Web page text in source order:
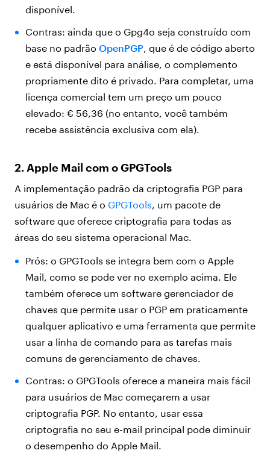
disponível.
Contras: ainda que o Gpg4o seja construído com
base no padrão OpenPGP, que é de código aberto
e está disponível para análise, o complemento
propriamente dito é privado. Para completar, uma
licença comercial tem um preço um pouco
elevado: € 56,36 (no entanto, você também
recebe assistência exclusiva com ela).
2. Apple Mail com o GPGTools
A implementação padrão da criptografia PGP para
usuários de Mac é o GPGTools, um pacote de
software que oferece criptografia para todas as
áreas do seu sistema operacional Mac.
Prós: o GPGTools se integra bem com o Apple
Mail, como se pode ver no exemplo acima. Ele
também oferece um software gerenciador de
chaves que permite usar o PGP em praticamente
qualquer aplicativo e uma ferramenta que permite
usar a linha de comando para as tarefas mais
comuns de gerenciamento de chaves.
Contras: o GPGTools oferece a maneira mais fácil
para usuários de Mac começarem a usar
criptografia PGP. No entanto, usar essa
criptografia no seu e-mail principal pode diminuir
o desempenho do Apple Mail.